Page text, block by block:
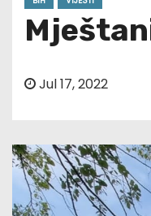
Jul 17, 2022